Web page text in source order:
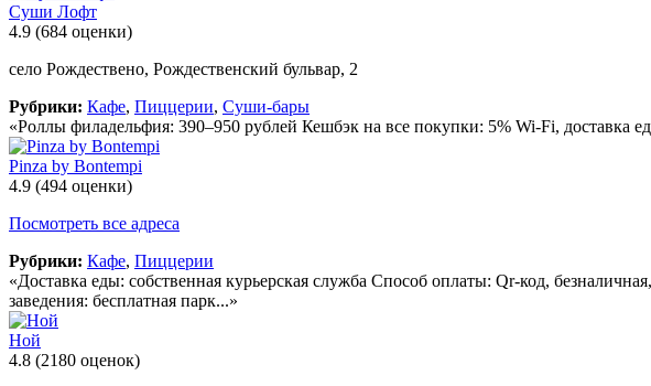
Суши Лофт
4.9 (684 оценки)
село Рождествено, Рождественский бульвар, 2
Рубрики: Кафе, Пиццерии, Суши-бары
«Роллы филадельфия: 390–950 рублей Кешбэк на все покупки: 5% Wi-Fi, доставка
Pinza by Bontempi
4.9 (494 оценки)
Посмотреть все адреса
Рубрики: Кафе, Пиццерии
«Доставка еды: собственная курьерская служба Способ оплаты: Qr-код,
заведения: бесплатная парк...»
Ной
4.8 (2180 оценок)